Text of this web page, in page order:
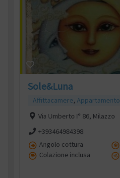
Sole&Luna
Affittacamere, Appartamento
Via Umberto I° 86, Milazzo
+393464984398
Angolo cottura
Colazione inclusa